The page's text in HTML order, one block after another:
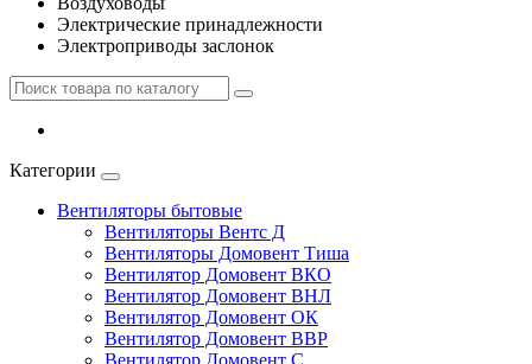
Электрические принадлежности
Электроприводы заслонок
Категории
Вентиляторы бытовые
Вентиляторы Вентс Д
Вентиляторы Домовент Тиша
Вентилятор Домовент ВКО
Вентилятор Домовент ВНЛ
Вентилятор Домовент ОК
Вентилятор Домовент ВВР
Вентилятор Домовент С